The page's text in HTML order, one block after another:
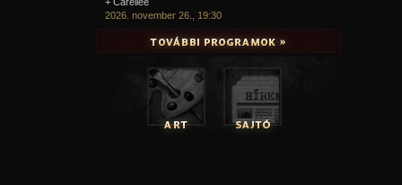
2026. november 26., 19:30